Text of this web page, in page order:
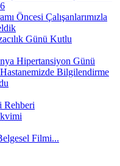
Öncesi Çalışanlarımızla
Günü Kutlu
Hipertansiyon Günü
Bilgilendirme
Rehberi
Filmi...